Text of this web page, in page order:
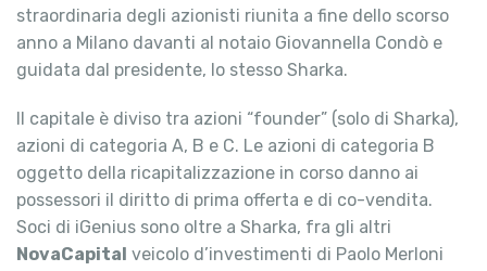
straordinaria degli azionisti riunita a fine dello scorso
anno a Milano davanti al notaio Giovannella Condò e
guidata dal presidente, lo stesso Sharka.
Il capitale è diviso tra azioni “founder” (solo di Sharka),
azioni di categoria A, B e C. Le azioni di categoria B
oggetto della ricapitalizzazione in corso danno ai
possessori il diritto di prima offerta e di co-vendita.
Soci di iGenius sono oltre a Sharka, fra gli altri
NovaCapital veicolo d’investimenti di Paolo Merloni